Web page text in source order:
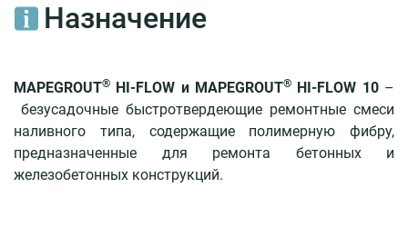
восстановление
бетона
Ремонтный
состав
MAPEGROUT®
T-
40
Назначение
MAPEGROUT® HI-FLOW и MAPEGROUT® HI-FLOW 10–
безусадочные быстротвердеющие ремонтные смеси
наливного типа, содержащие полимерную фибру,
предназначенные для ремонта бетонных и
железобетонных конструкций.